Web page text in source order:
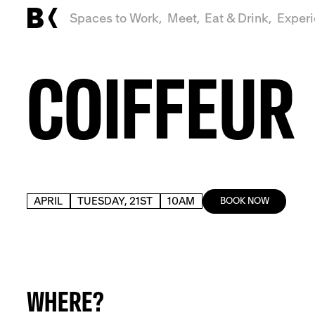
Spaces to Work, Meet, Eat & Drink,
COIFFEUR
APRIL TUESDAY, 21ST 10AM BOOK NOW
WHERE?